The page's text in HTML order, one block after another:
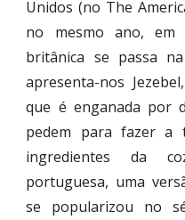
Unidos (no The
no mesmo ano, em
britânica se passa
apresenta-nos
que é enganada por
pedem para fazer a
ingredientes da
portuguesa, uma
se popularizou no